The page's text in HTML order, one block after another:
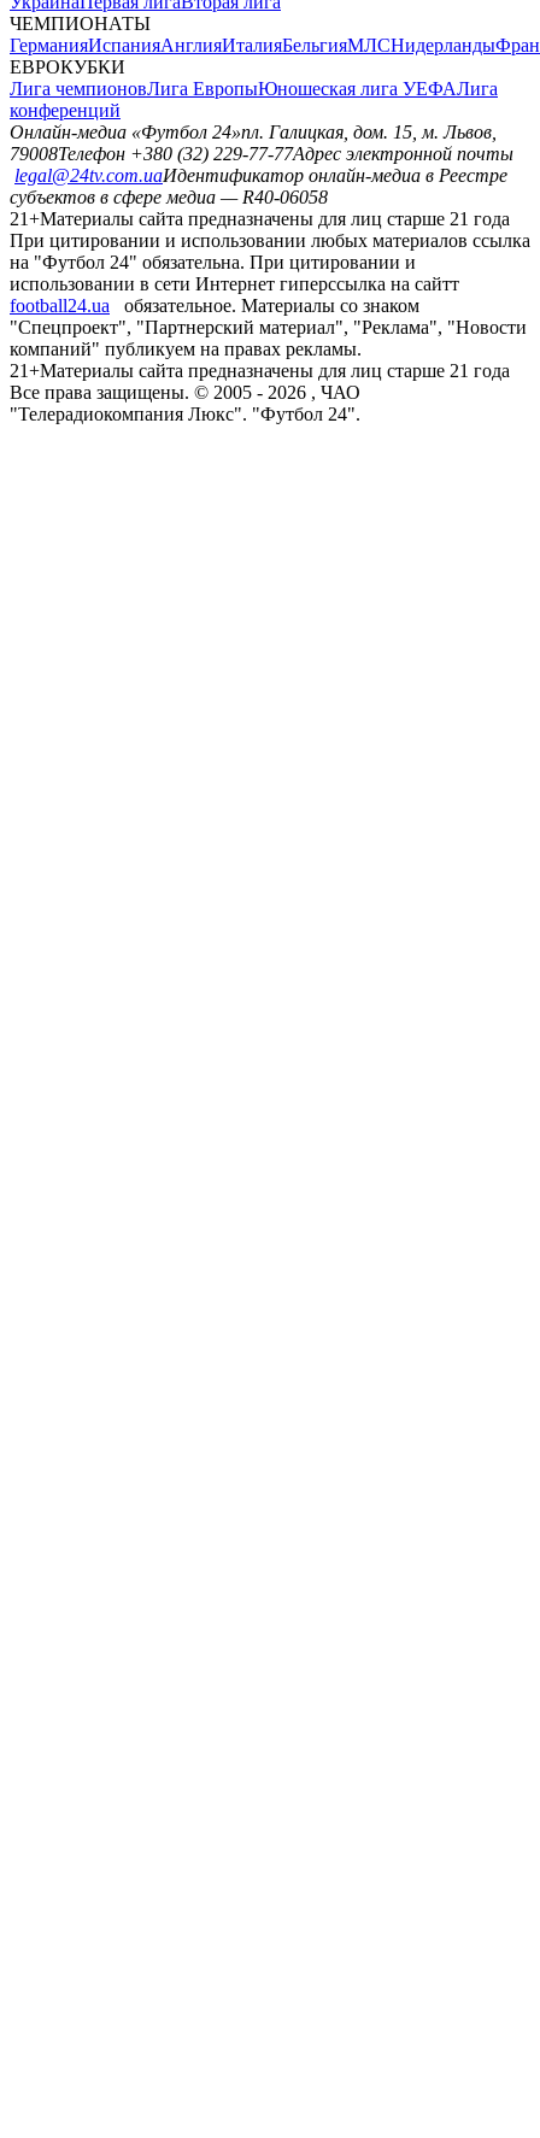
ЧЕМПИОНАТЫ
ГерманияИспанияАнглияИталияБельгияМЛСНидерланды
ЕВРОКУБКИ
Лига чемпионовЛига ЕвропыЮношеская лига УЕФАЛига
конференций
Онлайн-медиа «Футбол 24»пл. Галицкая, дом. 15, м. Львов,
79008Телефон +380 (32) 229-77-77Адрес электронной почты
legal@24tv.com.uaИдентификатор онлайн-медиа в Реестре
субъектов в сфере медиа — R40-06058
21+Материалы сайта предназначены для лиц старше 21 года
При цитировании и использовании любых материалов ссылка
на "Футбол 24" обязательна. При цитировании и
использовании в сети Интернет гиперссылка на сайтт
football24.ua
обязательное. Материалы со знаком
"Спецпроект", "Партнерский материал", "Реклама", "Новости
компаний" публикуем на правах рекламы.
21+Материалы сайта предназначены для лиц старше 21 года
Все права защищены. © 2005 - 2026 , ЧАО
"Телерадиокомпания Люкс". "Футбол 24".